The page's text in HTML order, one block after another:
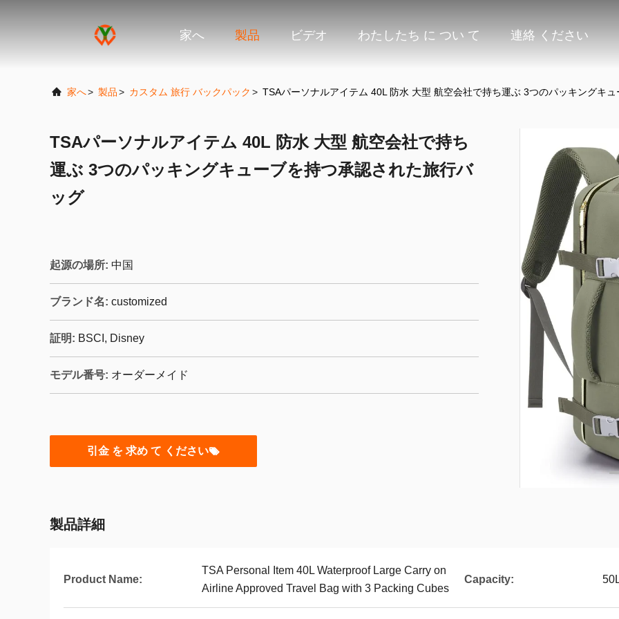
家へ 製品 ビデオ わたしたち に つい て 連絡 ください
家へ> 製品> カスタム 旅行 バックパック > TSAパーソナルアイテム 40L 防水 大型 航空会社で持ち運ぶ 3つのパッキングキ
TSAパーソナルアイテム 40L 防水 大型 航空会社で持ち
運ぶ 3つのパッキングキューブを持つ承認された旅行バ
ッグ
起源の場所: 中国
ブランド名: customized
証明: BSCI, Disney
モデル番号: オーダーメイド
引金 を 求め て ください
製品詳細
Product Name:
TSA Personal Item 40L Waterproof Large Carry on
Airline Approved Travel Bag with 3 Packing Cubes
Capacity: